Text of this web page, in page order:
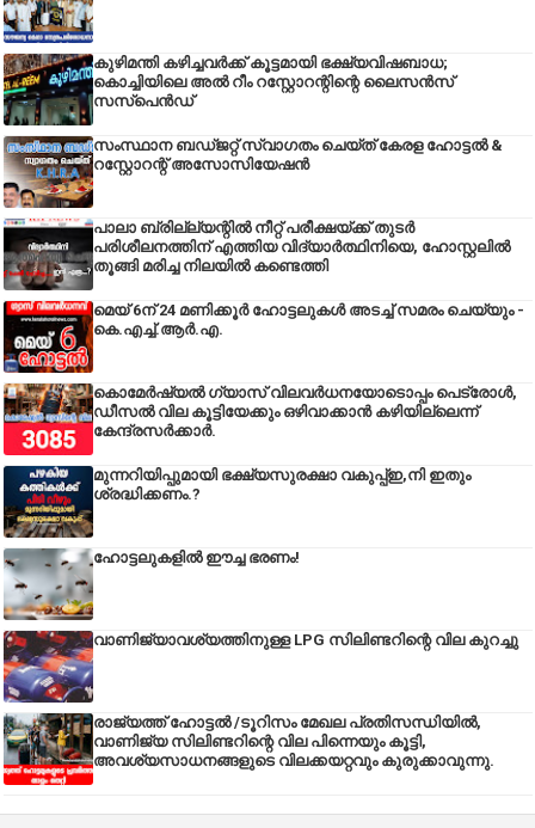
കുഴിമന്തി കഴിച്ചവർക്ക് കൂട്ടമായി ഭക്ഷ്യവിഷബാധ;
കൊച്ചിയിലെ അൽ റീം റസ്റ്റോറന്റിന്റെ ലൈസൻസ്
സസ്പെൻഡ്
സംസ്ഥാന ബഡ്‌ജറ്റ് സ്വാഗതം ചെയ്ത് കേരള ഹോട്ടൽ &
റസ്റ്റോറന്റ് അസോസിയേഷൻ
പാലാ ബ്രില്ല്യന്റിൽ നീറ്റ് പരീക്ഷയ്ക്ക് തുടർ
പരിശീലനത്തിന് എത്തിയ വിദ്യാർത്ഥിനിയെ, ഹോസ്റ്റലിൽ
തൂങ്ങി മരിച്ച നിലയിൽ കണ്ടെത്തി
മെയ് 6ന് 24 മണിക്കൂർ ഹോട്ടലുകൾ അടച്ച് സമരം ചെയ്യും -
കെ.എച്ച്.ആർ.എ.
കൊമേർഷ്യൽ ഗ്യാസ് വിലവർധനയോടൊപ്പം പെട്രോൾ,
ഡീസല്‍ വില കൂട്ടിയേക്കും ഒഴിവാക്കാന്‍ കഴിയില്ലെന്ന്
കേന്ദ്രസര്‍ക്കാര്‍.
മുന്നറിയിപ്പുമായി ഭക്ഷ്യസുരക്ഷാ വകുപ്പ്ഇ,നി ഇതും
ശ്രദ്ധിക്കണം.?
ഹോട്ടലുകളിൽ ഈച്ച ഭരണം!
വാണിജ്യാവശ്യത്തിനുള്ള LPG സിലിണ്ടറിന്റെ വില കുറച്ചു
രാജ്യത്ത് ഹോട്ടൽ /ടൂറിസം മേഖല പ്രതിസന്ധിയിൽ,
വാണിജ്യ സിലിണ്ടറിന്റെ വില പിന്നെയും കൂട്ടി,
അവശ്യസാധനങ്ങളുടെ വിലക്കയറ്റവും കുരുക്കാവുന്നു.